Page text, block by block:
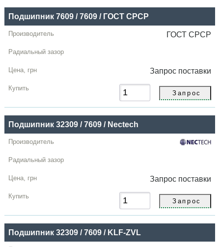
Подшипник 7609 / 7609 / ГОСТ СРСР
ГОСТ СРСР
Запрос поставки
Подшипник 32309 / 7609 / Nectech
Запрос поставки
Подшипник 32309 / 7609 / KLF-ZVL